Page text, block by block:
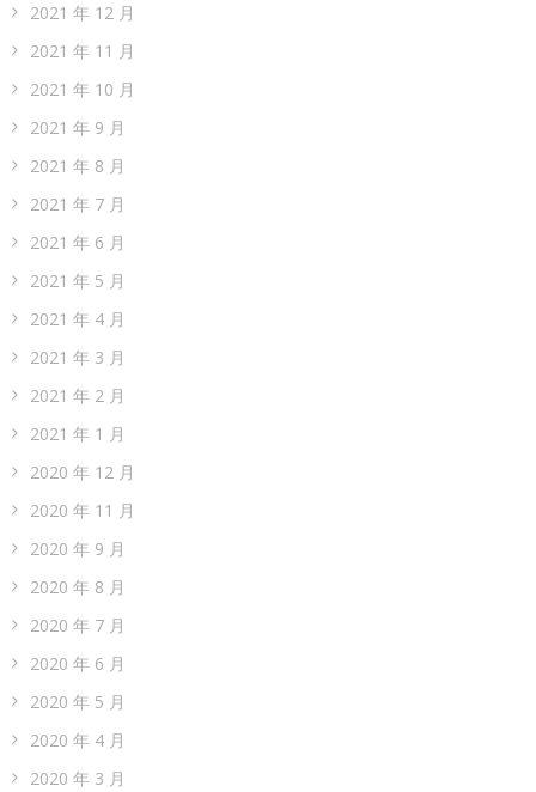
2021 年 12 月
2021 年 11 月
2021 年 10 月
2021 年 9 月
2021 年 8 月
2021 年 7 月
2021 年 6 月
2021 年 5 月
2021 年 4 月
2021 年 3 月
2021 年 2 月
2021 年 1 月
2020 年 12 月
2020 年 11 月
2020 年 9 月
2020 年 8 月
2020 年 7 月
2020 年 6 月
2020 年 5 月
2020 年 4 月
2020 年 3 月